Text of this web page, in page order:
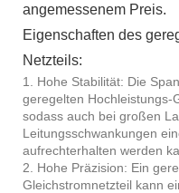
angemessenem Preis.
Eigenschaften des
Netzteils:
1. Hohe Stabilität: Die
geregelten Hochleistungs-
sodass auch bei großen
Leitungsschwankungen
aufrechterhalten werden
2. Hohe Präzision: Ein
Gleichstromnetzteil kann